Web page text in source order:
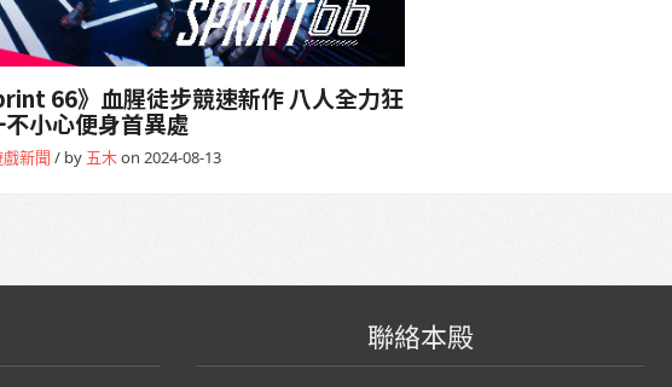
66》血腥徒步競速新作 八人全力狂
小心便身首異處
新聞 / by 五木on 2024-08-13
聯絡本殿